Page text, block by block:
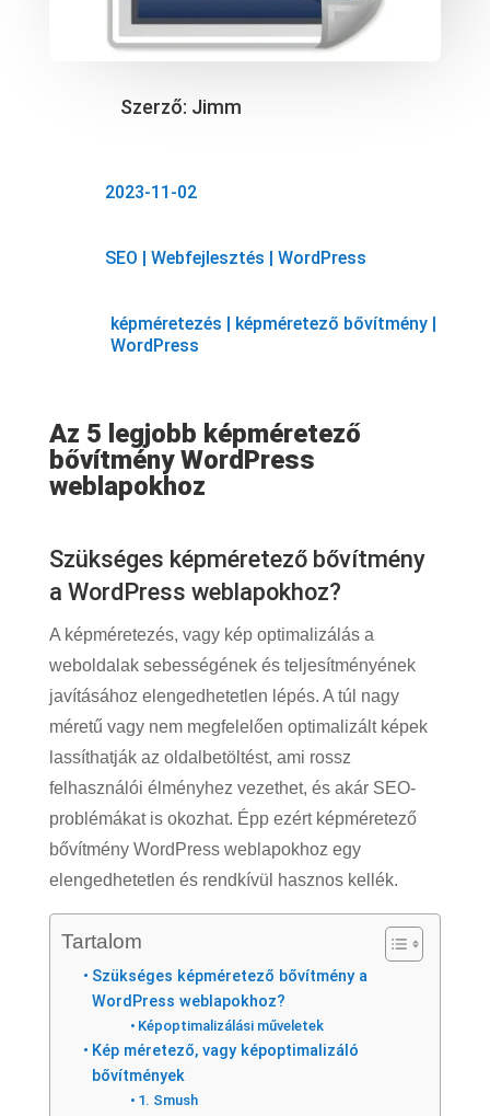
Szerző: Jimm
2023-11-02
SEO Webfejlesztés WordPress
képméretezés képméretező bővítmény|
WordPress
Az 5 legjobb képméretező
bővítmény WordPress
weblapokhoz
Szükséges képméretező bővítmény
a WordPress weblapokhoz?
A képméretezés, vagy kép optimalizálás a
weboldalak sebességének és teljesítményének
javításához elengedhetetlen lépés. A túl nagy
méretű vagy nem megfelelően optimalizált képek
lassíthatják az oldalbetöltést, ami rossz
felhasználói élményhez vezethet, és akár SEO-
problémákat is okozhat. Épp ezért képméretező
bővítmény WordPress weblapokhoz egy
elengedhetetlen és rendkívül hasznos kellék.
Tartalom
Szükséges képméretező bővítmény a
WordPress weblapokhoz?
Képoptimalizálási műveletek
Kép méretező, vagy képoptimalizáló
bővítmények
1. Smush